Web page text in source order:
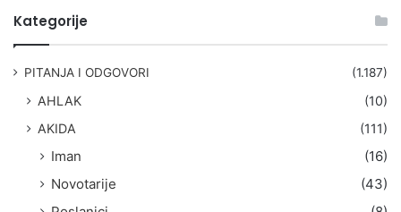
Kategorije
PITANJA I ODGOVORI (1.187)
AHLAK
(10)
AKIDA
(111)
Iman
(16)
Novotarije
(43)